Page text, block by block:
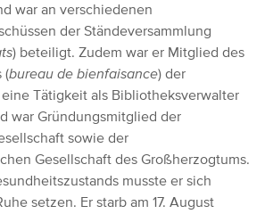
war an verschiedenen
der Ständeversammlung
) beteiligt. Zudem war er Mitglied des
(bureau de bienfaisance) der
Tätigkeit als Bibliotheksverwalter
war Gründungsmitglied der
sowie der
Gesellschaft des Großherzogtums.
musste er sich
setzen. Er starb am 17. August